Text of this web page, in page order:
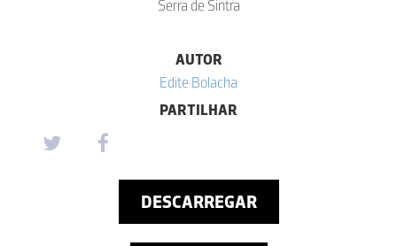
Serra de Sintra
AUTOR
Edite Bolacha
PARTILHAR
DESCARREGAR